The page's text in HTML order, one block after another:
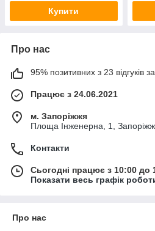
Купити
Про нас
95% позитивних з 23 відгуків за
Працює з 24.06.2021
м. Запоріжжя
Площа Інженерна, 1,
Контакти
Сьогодні працює з 10:00 до
Показати весь графік
Про нас